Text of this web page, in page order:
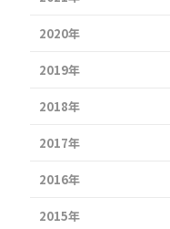
2020年
2019年
2018年
2017年
2016年
2015年